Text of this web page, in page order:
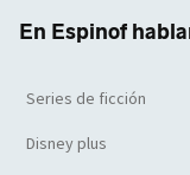
En Espinof
Series de ficción
Disney plus